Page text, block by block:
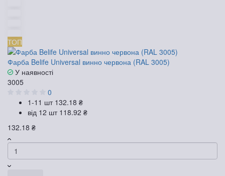
ТОП
Фарба Belife Universal винно червона (RAL 3005)
У наявності
3005
0
1-11 шт 132.18 ₴
від 12 шт 118.92 ₴
132.18 ₴